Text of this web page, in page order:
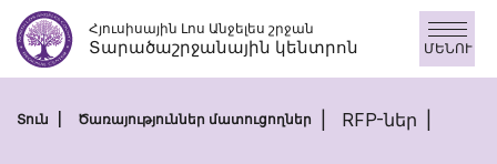
Անցնել
բովանդակությանըՀյուսիսային Լոս Անջելես շրջան
Տարածաշրջանային կենտրոն ՄԵՆՈՒ
Տուն Ծառայություններ մատուցողներ RFP-ներ